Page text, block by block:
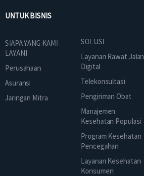
UNTUK BISNIS
SIAPA YANG KAMI
LAYANI
Perusahaan
Asuransi
Jaringan Mitra
SOLUSI
Layanan Rawat Jalan
Digital
Telekonsultasi
Pengiriman Obat
Manajemen
Kesehatan Populasi
Program Kesehatan
Pencegahan
Layanan Kesehatan
Konsumen